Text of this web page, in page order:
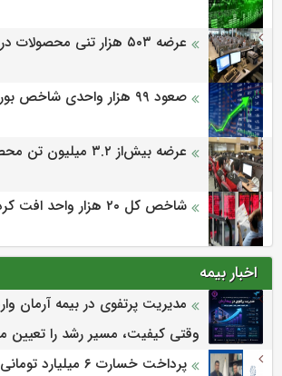
عرضه ۵۰۳ هزار تنی محصولات در بورس کالا
صعود ۹۹ هزار واحدی شاخص بورس
عرضه بیش‌از ۳.۲ میلیون تن محصول در بورس کالا
شاخص کل ۲۰ هزار واحد افت کرد
اخبار بیمه
مدیریت پرتفوی در بیمه آرمان
وقتی کیفیت، مسیر رشد را تعیین
پرداخت خسارت ۶